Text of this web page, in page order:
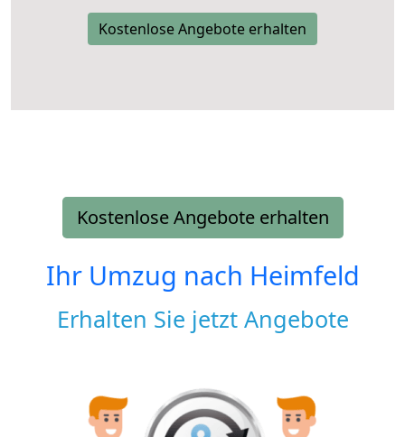
Kostenlose Angebote erhalten
Kostenlose Angebote erhalten
Ihr Umzug nach Heimfeld
Erhalten Sie jetzt Angebote